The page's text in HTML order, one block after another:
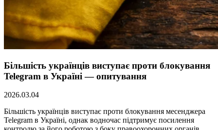
Більшість українців виступає проти блокування
Telegram в Україні — опитування
2026.03.04
Більшість українців виступає проти блокування месенджера
Telegram в Україні, однак водночас підтримує посилення